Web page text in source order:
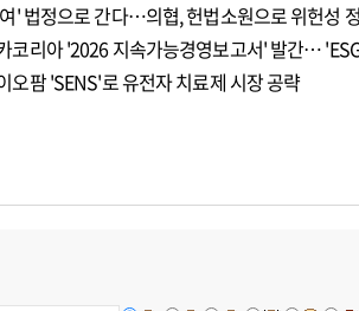
' 법정으로 간다…의협, 헌법소원으로 위헌성
코리아 '2026 지속가능경영보고서' 발간…
오팜 'SENS'로 유전자 치료제 시장 공략